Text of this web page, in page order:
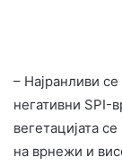
– Најранливи
негативни SPI-
вегетацијата
на врнежи и